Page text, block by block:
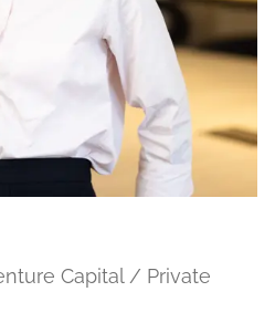
Capital / Private